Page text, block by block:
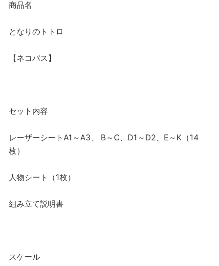
商品名
となりのトトロ
【ネコバス】
セット内容
レーザーシートA1～A3、 B～C、D1～D2、E～K（14
枚）
人物シート（1枚）
組み立て説明書
スケール